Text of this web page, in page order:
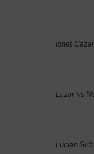
Ionel
Lazar vs
Lucian